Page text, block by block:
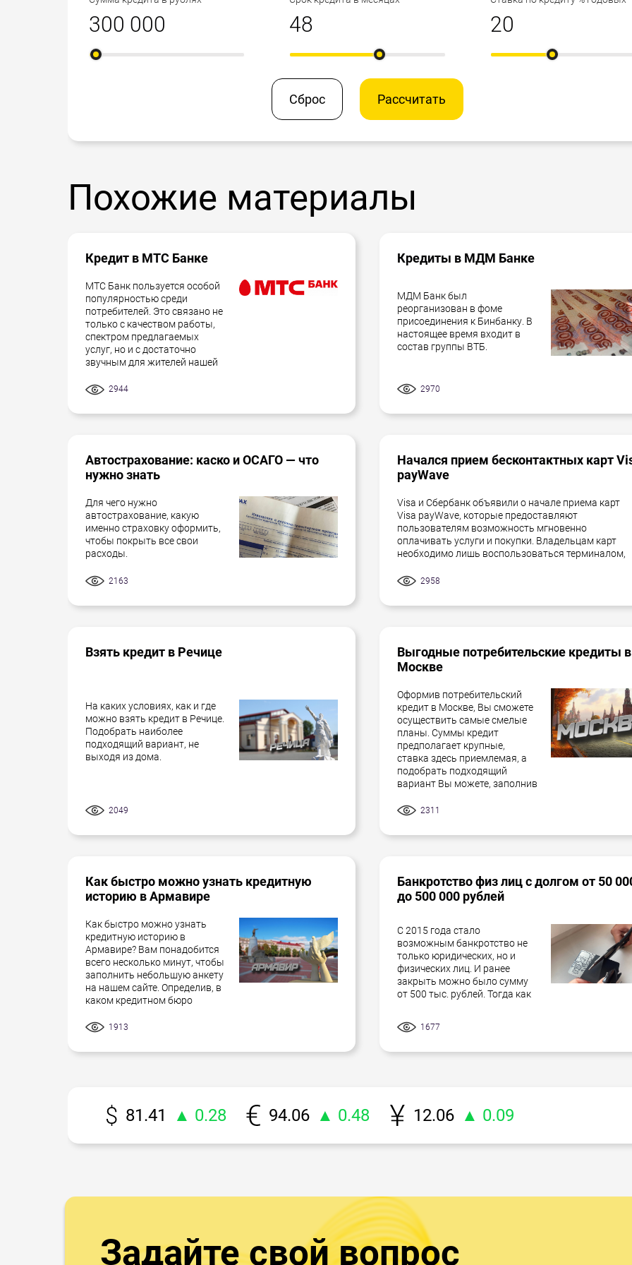
Сброс Рассчитать
Похожие материалы
Кредит в МТС Банке
МТС Банк пользуется особой
популярностью среди
потребителей. Это связано не
только с качеством работы,
спектром предлагаемых
услуг, но и с достаточно
звучным для жителей нашей
2944
Кредиты в МДМ Банке
МДМ Банк был
реорганизован в фоме
присоединения к Бинбанку. В
настоящее время входит в
состав группы ВТБ.
2970
Автострахование: каско и ОСАГО — что
нужно знать
Для чего нужно
автострахование, какую
именно страховку оформить,
чтобы покрыть все свои
расходы.
2163
Начался прием бесконтактных карт
payWave
Visa и Сбербанк объявили о начале приема карт
Visa payWave, которые предоставляют
пользователям возможность мгновенно
оплачивать услуги и покупки. Владельцам карт
необходимо лишь воспользоваться терминалом,
2958
Взять кредит в Речице
На каких условиях, как и где
можно взять кредит в Речице.
Подобрать наиболее
подходящий вариант, не
выходя из дома.
2049
Выгодные потребительские кредиты в
Москве
Оформив потребительский
кредит в Москве, Вы сможете
осуществить самые смелые
планы. Суммы кредит
предполагает крупные,
ставка здесь приемлемая, а
подобрать подходящий
вариант Вы можете, заполнив
2311
Как быстро можно узнать кредитную
историю в Армавире
Как быстро можно узнать
кредитную историю в
Армавире? Вам понадобится
всего несколько минут, чтобы
заполнить небольшую анкету
на нашем сайте. Определив, в
каком кредитном бюро
1913
Банкротство физ лиц с долгом от 50
до 500 000 рублей
С 2015 года стало
возможным банкротство не
только юридических, но и
физических лиц. И ранее
закрыть можно было сумму
от 500 тыс. рублей. Тогда как
1677
81.41 ▲ 0.28 94.06 ▲ 0.48 12.06 ▲ 0.09
Задайте свой вопрос